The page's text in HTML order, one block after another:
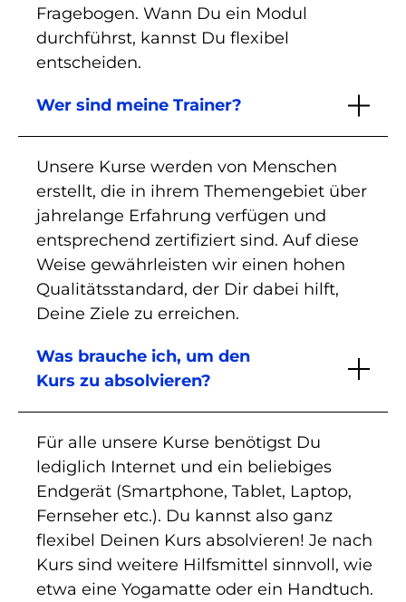
Fragebogen. Wann Du ein Modul
durchführst, kannst Du flexibel
entscheiden.
Wer sind meine Trainer?
Unsere Kurse werden von Menschen
erstellt, die in ihrem Themengebiet über
jahrelange Erfahrung verfügen und
entsprechend zertifiziert sind. Auf diese
Weise gewährleisten wir einen hohen
Qualitätsstandard, der Dir dabei hilft,
Deine Ziele zu erreichen.
Was brauche ich, um den
Kurs zu absolvieren?
Für alle unsere Kurse benötigst Du
lediglich Internet und ein beliebiges
Endgerät (Smartphone, Tablet, Laptop,
Fernseher etc.). Du kannst also ganz
flexibel Deinen Kurs absolvieren! Je nach
Kurs sind weitere Hilfsmittel sinnvoll, wie
etwa eine Yogamatte oder ein Handtuch.